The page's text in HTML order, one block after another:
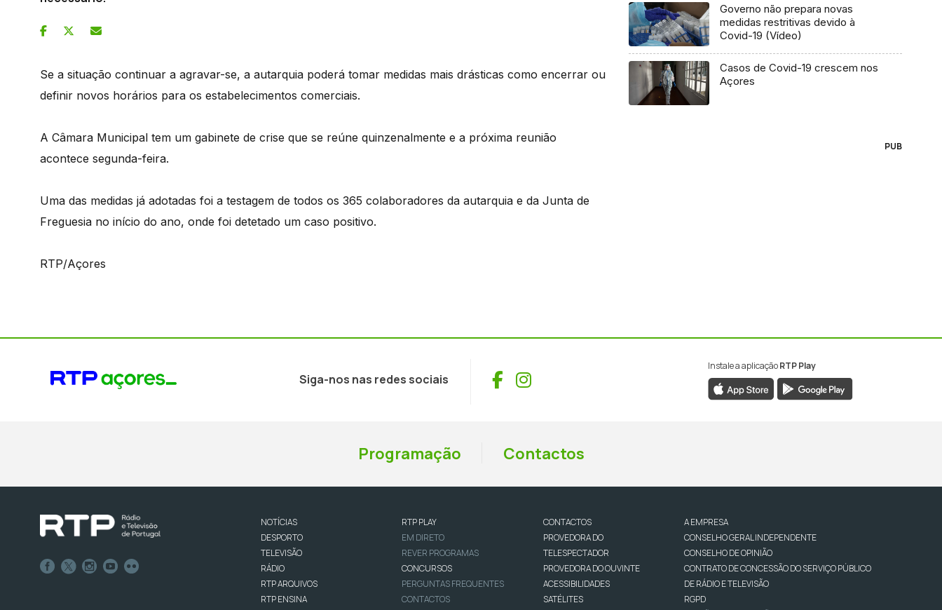
Se a situação continuar a agravar-se, a autarquia poderá tomar medidas mais drásticas como encerrar ou
definir novos horários para os estabelecimentos comerciais.
A Câmara Municipal tem um gabinete de crise que se reúne quinzenalmente e a próxima reunião
acontece segunda-feira.
Uma das medidas já adotadas foi a testagem de todos os 365 colaboradores da autarquia e da Junta de
Freguesia no início do ano, onde foi detetado um caso positivo.
RTP/Açores
Governo não prepara novas
medidas restritivas devido à
Covid-19 (Vídeo)
Casos de Covid-19 crescem nos
Açores
PUB
Siga-nos nas redes sociais Facebook
Instagram
Instale a aplicaçãoRTP Play
Programação Contactos
NOTÍCIAS
DESPORTO
TELEVISÃO
RÁDIO
RTP ARQUIVOS
RTP ENSINA
RTP PLAY
EM DIRETO
REVER PROGRAMAS
CONCURSOS
PERGUNTAS FREQUENTES
CONTACTOS
CONTACTOS
PROVEDORA DO
TELESPECTADOR
PROVEDORA DO OUVINTE
ACESSIBILIDADES
SATÉLITES
A EMPRESA
CONSELHO GERAL INDEPENDENTE
CONSELHO DE OPINIÃO
CONTRATO DE CONCESSÃO DO SERVIÇO PÚBLICO
DE RÁDIO E TELEVISÃO
RGPD